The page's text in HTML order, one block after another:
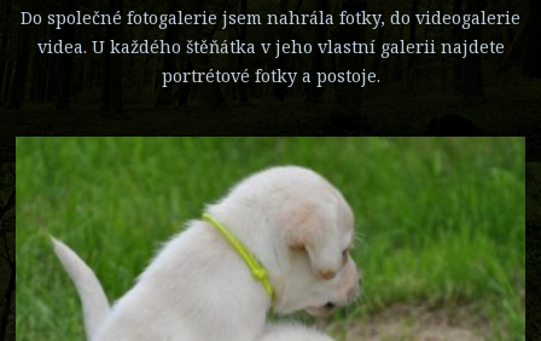
Do společné fotogalerie jsem nahrála fotky, do videogalerie
videa. U každého štěňátka v jeho vlastní galerii najdete
portrétové fotky a postoje.